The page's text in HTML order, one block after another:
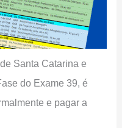
Santa Catarina e
do Exame 39, é
e pagar a